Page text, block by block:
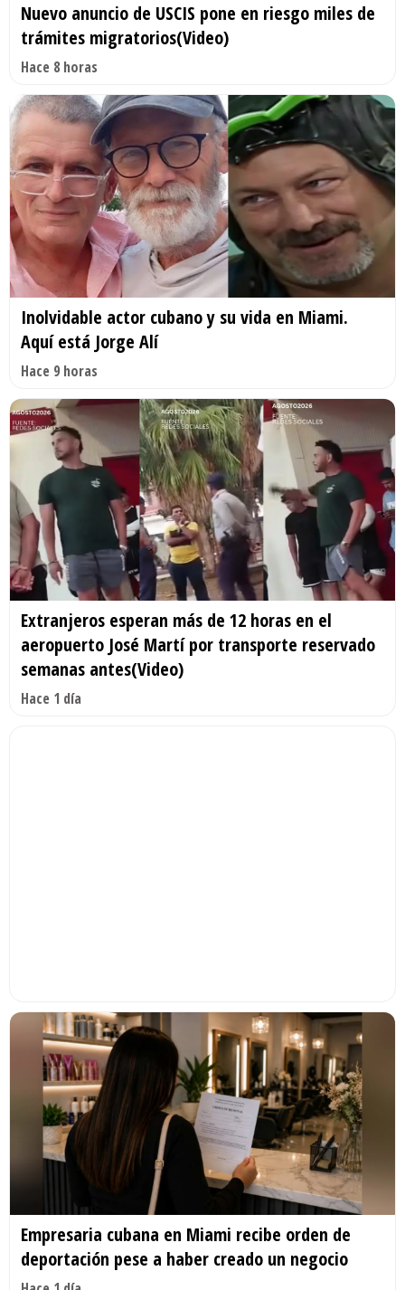
Nuevo anuncio de USCIS pone en riesgo miles de
trámites migratorios(Video)
Hace 8 horas
Inolvidable actor cubano y su vida en Miami.
Aquí está Jorge Alí
Hace 9 horas
Extranjeros esperan más de 12 horas en el
aeropuerto José Martí por transporte reservado
semanas antes(Video)
Hace 1 día
Empresaria cubana en Miami recibe orden de
deportación pese a haber creado un negocio